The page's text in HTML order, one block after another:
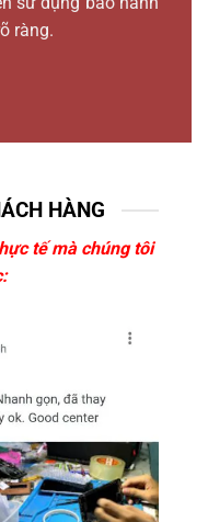
ràng.
HÀNG
tế mà chúng tôi